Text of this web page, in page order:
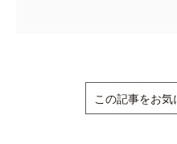
この記事をお